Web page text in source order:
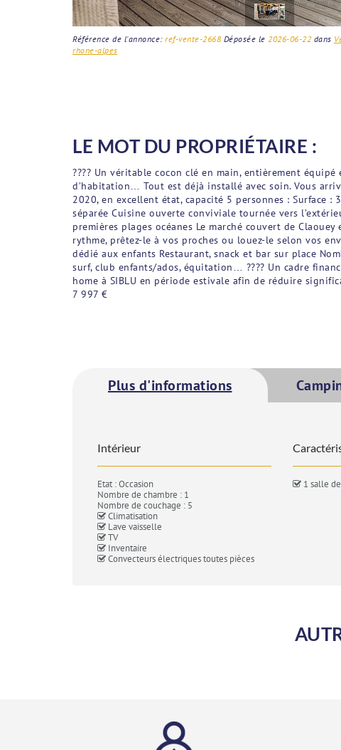
Référence de l'annonce: ref-vente-2668Déposée le 2026-06-22dans
rhone-alpes
LE MOT DU PROPRIÉTAIRE :
???? Un véritable cocon clé en main, entièrement
d’habitation… Tout est déjà installé avec soin. Vous
2020, en excellent état, capacité 5 personnes : Surface
séparée Cuisine ouverte conviviale tournée vers
premières plages océanes Le marché couvert de
rythme, prêtez-le à vos proches ou louez-le selon vos
dédié aux enfants Restaurant, snack et bar sur place
surf, club enfants/ados, équitation… ???? Un cadre
home à SIBLU en période estivale afin de réduire
7 997 €
Plus d'informations
Intérieur
Etat : Occasion
Nombre de chambre : 1
Nombre de couchage : 5
Climatisation
Lave vaisselle
TV
Inventaire
Convecteurs électriques toutes pièces
1 salle